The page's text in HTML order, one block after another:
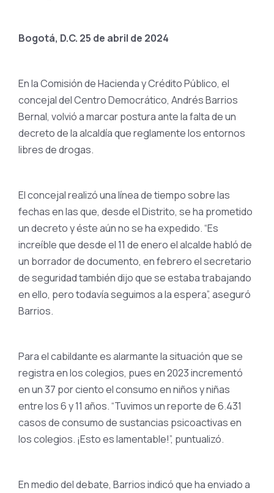
Bogotá, D.C. 25 de abril de 2024
En la Comisión de Hacienda y Crédito Público, el
concejal del Centro Democrático, Andrés Barrios
Bernal, volvió a marcar postura ante la falta de un
decreto de la alcaldía que reglamente los entornos
libres de drogas.
El concejal realizó una línea de tiempo sobre las
fechas en las que, desde el Distrito, se ha prometido
un decreto y éste aún no se ha expedido. “Es
increíble que desde el 11 de enero el alcalde habló de
un borrador de documento, en febrero el secretario
de seguridad también dijo que se estaba trabajando
en ello, pero todavía seguimos a la espera”, aseguró
Barrios.
Para el cabildante es alarmante la situación que se
registra en los colegios, pues en 2023 incrementó
en un 37 por ciento el consumo en niños y niñas
entre los 6 y 11 años. “Tuvimos un reporte de 6.431
casos de consumo de sustancias psicoactivas en
los colegios. ¡Esto es lamentable!”, puntualizó.
En medio del debate, Barrios indicó que ha enviado a